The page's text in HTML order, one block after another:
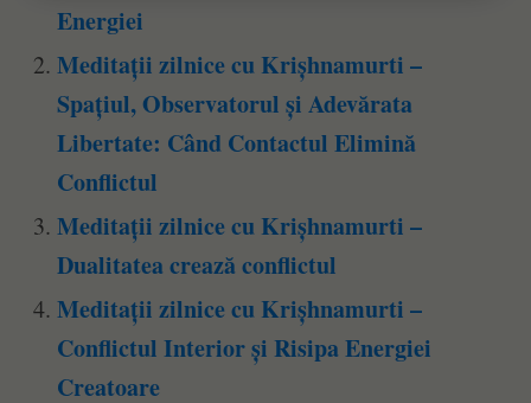
Energiei
Meditații zilnice cu Krișhnamurti –
Spațiul, Observatorul și Adevărata
Libertate: Când Contactul Elimină
Conflictul
Meditații zilnice cu Krișhnamurti –
Dualitatea crează conflictul
Meditații zilnice cu Krișhnamurti –
Conflictul Interior și Risipa Energiei
Creatoare